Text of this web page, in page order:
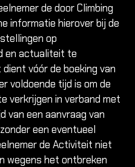
de door Climbing
informatie hierover bij de
op
en actualiteit te
vóór de boeking van
voldoende tijd is om de
verkrijgen in verband met
van een aanvraag van
een eventueel
de Activiteit niet
wegens het ontbreken